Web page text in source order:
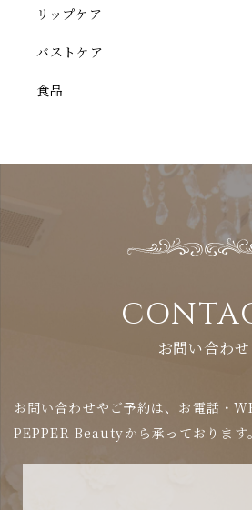
リップケア
バストケア
食品
お問い合わせ
お問い合わせやご予約は、お電話・
PEPPER Beautyから承っております。